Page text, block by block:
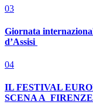
03
Giornata
d’Assisi
04
IL FESTIVAL
SCENA A